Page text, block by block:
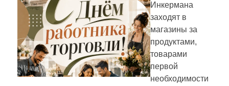
Инкермана
заходят в
магазины за
продуктами,
товарами
первой
необходимости